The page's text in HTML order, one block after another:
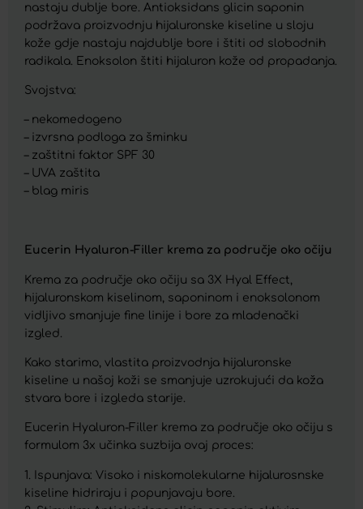
nastaju dublje bore. Antioksidans glicin saponin
podržava proizvodnju hijaluronske kiseline u sloju
kože gdje nastaju najdublje bore i štiti od slobodnih
radikala. Enoksolon štiti hijaluron kože od propadanja.
Svojstva:
– nekomedogeno
– izvrsna podloga za šminku
– zaštitni faktor SPF 30
– UVA zaštita
– blag miris
Eucerin Hyaluron-Filler krema za područje oko očiju
Krema za područje oko očiju sa 3X Hyal Effect,
hijaluronskom kiselinom, saponinom i enoksolonom
vidljivo smanjuje fine linije i bore za mladenački
izgled.
Kako starimo, vlastita proizvodnja hijaluronske
kiseline u našoj koži se smanjuje uzrokujući da koža
stvara bore i izgleda starije.
Eucerin Hyaluron-Filler krema za područje oko očiju s
formulom 3x učinka suzbija ovaj proces:
1. Ispunjava: Visoko i niskomolekularne hijalurosnske
kiseline hidriraju i popunjavaju bore.